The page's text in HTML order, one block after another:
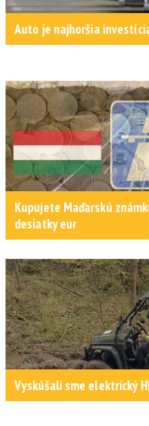
Auto je najhoršia
Kupujete Maďarskú
desiatky eur
Vyskúšali sme elektrický